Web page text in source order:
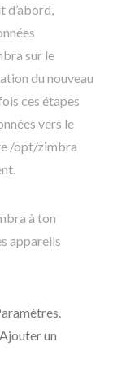
d’abord,
sur le
du nouveau
ces étapes
vers le
/opt/zimbra
à ton
appareils
un